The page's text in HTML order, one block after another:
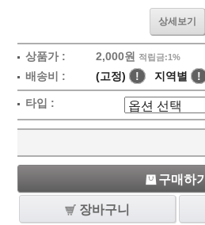
상세보기
상품가 : 2,000원 적립금:1%
배송비 : (고정) ! 지역별 !
타입 :
구매하기
장바구니